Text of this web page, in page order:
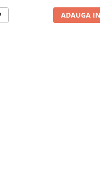
ADAUGA